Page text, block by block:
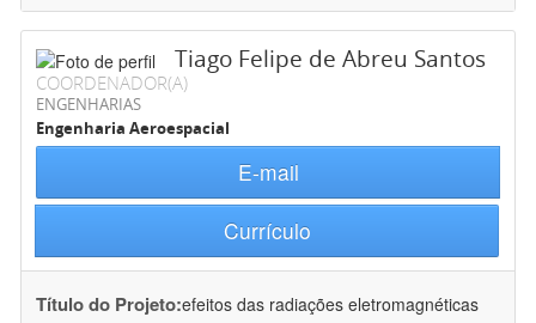
Tiago Felipe de Abreu Santos
COORDENADOR(A)
ENGENHARIAS
Engenharia Aeroespacial
E-mail
Currículo
Título do Projeto:efeitos das radiações eletromagnéticas